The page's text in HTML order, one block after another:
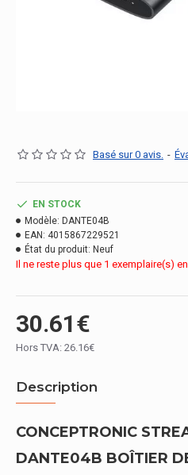
Basé sur 0 avis. -
30.61€
Hors TVA: 26.16€
EN STOCK
Modèle: DANTE04B
EAN: 4015867229521
État du produit: Neuf
Il ne reste plus que 1 exemplaire(s)
Description
CONCEPTRONIC
DANTE04B BOÎTIER